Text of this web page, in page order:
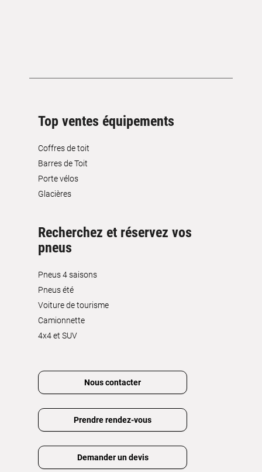
Top ventes équipements
Coffres de toit
Barres de Toit
Porte vélos
Glacières
Recherchez et réservez vos
pneus
Pneus 4 saisons
Pneus été
Voiture de tourisme
Camionnette
4x4 et SUV
Nous contacter
Prendre rendez-vous
Demander un devis